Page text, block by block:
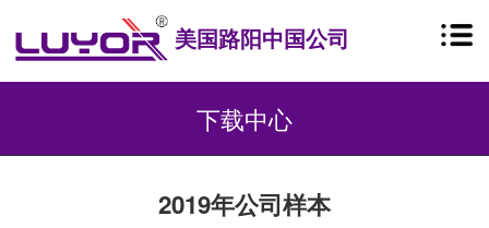
美国路阳中国公司
下载中心
2019年公司样本